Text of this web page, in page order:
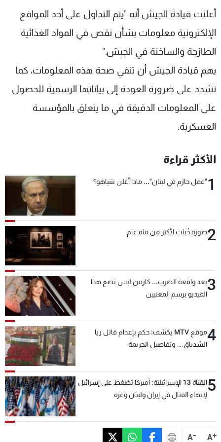
A+
A-
أعلنت قيادة الجيش أنه "يتم التداول على أحد المواقع
الإلكترونية معلومات بشأن نقص في المواد الغذائية
الطازجة والساخنة في الجيش."
يهم قيادة الجيش أن تنفي صحة هذه المعلومات، كما
تشدد على ضرورة العودة إلى بياناتها الرسمية للحصول
على المعلومات الدقيقة في ما يتعلق بالمؤسسة
العسكرية.
الأكثر قراءة
1"عمل حازم في لبنان"... ماذا أعلن نتنياهو؟
2صورة خُبئت لأكثر من مئة عام
3بعد واقعة الضرب... كارمن لبس تضع هذا
الفيديو برسم المعنيين
4
موقع MTV يكشف: حكم بإعدام قاتل ريا
الشدياق… وتفاصيل الجريمة
5
القناة 13 الإسرائيليّة: أميركا تضغط على إسرائيل
لإنهاء القتال في إيران ولبنان وغزة
شاهد البرامج
عن MTV
لاعلاناتكم
وظائف
تواصل معنا
شروط الإسـتخدام
سياسة الخصوصية